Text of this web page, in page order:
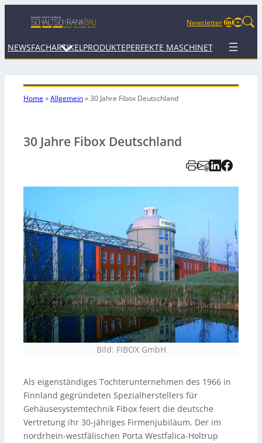
NewsletterLinkedIn
NEWSFACHARTIKEL PRODUKTEPERFEKTE MASCHINETERMINE
Home»Allgemein»30 Jahre Fibox Deutschland
30 Jahre Fibox Deutschland
Bild: FIBOX GmbH
Als eigenständiges Tochterunternehmen des 1966 in
Finnland gegründeten Spezialherstellers für
Gehäusesystemtechnik Fibox feiert die deutsche
Vertretung ihr 30-jähriges Firmenjubiläum. Der im
nordrhein-westfälischen Porta Westfalica-Holtrup